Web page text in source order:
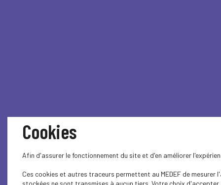
Cookies
Afin d'assurer le fonctionnement du site et d'en améliorer
Ces cookies et autres traceurs permettent au MEDEF de
stockées ne sont transmises à aucun tiers. Votre choix